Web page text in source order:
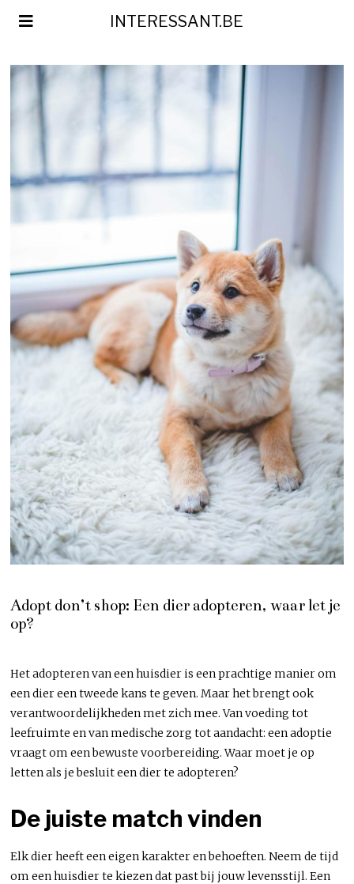
INTERESSANT.BE
Adopt don’t shop: Een dier adopteren, waar let je
op?
Het adopteren van een huisdier is een prachtige manier om
een dier een tweede kans te geven. Maar het brengt ook
verantwoordelijkheden met zich mee. Van voeding tot
leefruimte en van medische zorg tot aandacht: een adoptie
vraagt om een bewuste voorbereiding. Waar moet je op
letten als je besluit een dier te adopteren?
De juiste match vinden
Elk dier heeft een eigen karakter en behoeften. Neem de tijd
om een huisdier te kiezen dat past bij jouw levensstijl. Een